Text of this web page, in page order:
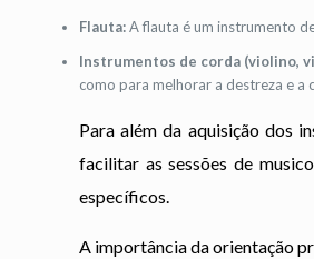
Flauta:A flauta é um instrumento
Instrumentos de corda (violino,
como para melhorar a destreza e a
Para além da aquisição dos
facilitar as sessões de
específicos.
A importância da orientação